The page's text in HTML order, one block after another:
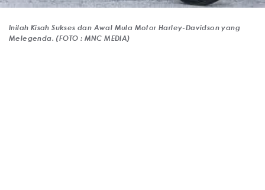
Inilah Kisah Sukses dan Awal Mula Motor Harley-Davidson yang
Melegenda. (FOTO : MNC MEDIA)